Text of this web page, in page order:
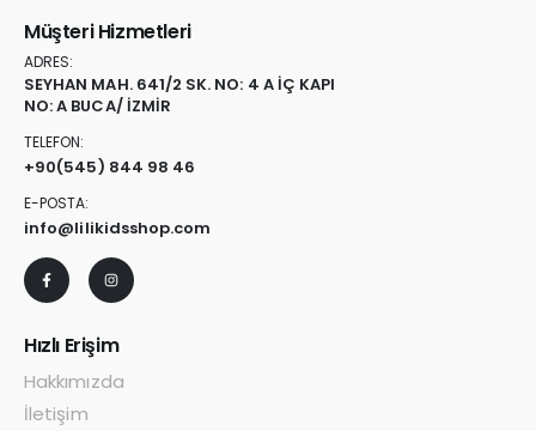
Müşteri Hizmetleri
ADRES:
SEYHAN MAH. 641/2 SK. NO: 4 A İÇ KAPI
NO: A BUCA/ İZMİR
TELEFON:
+90(545) 844 98 46
E-POSTA:
info@lilikidsshop.com
Hızlı Erişim
Hakkımızda
İletişim